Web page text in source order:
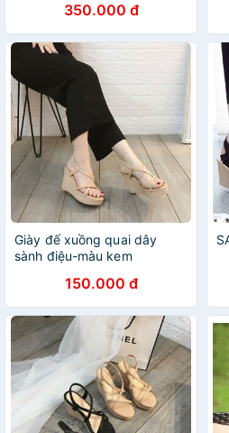
350.000 đ
Giày đế xuồng quai dây
sành điệu-màu kem
150.000 đ